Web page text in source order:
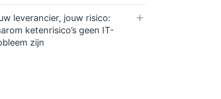
leverancier, jouw risico:
ketenrisico’s geen IT-
zijn